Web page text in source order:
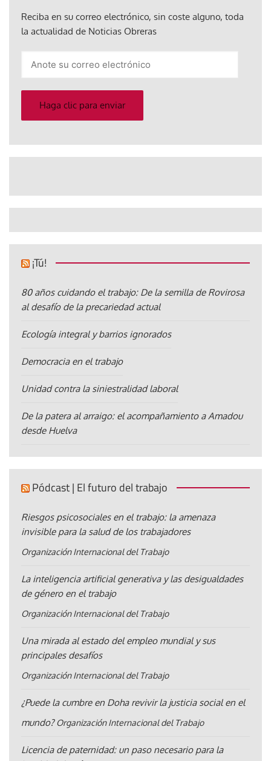
Reciba en su correo electrónico, sin coste alguno, toda
la actualidad de Noticias Obreras
electrónico
Haga clic para enviar
¡Tú!
80 años cuidando el trabajo: De la semilla de Rovirosa
al desafío de la precariedad actual
Ecología integral y barrios ignorados
Democracia en el trabajo
Unidad contra la siniestralidad laboral
De la patera al arraigo: el acompañamiento a Amadou
desde Huelva
Pódcast | El futuro del trabajo
Riesgos psicosociales en el trabajo: la amenaza
invisible para la salud de los trabajadores
Organización Internacional del Trabajo
La inteligencia artificial generativa y las desigualdades
de género en el trabajo
Organización Internacional del Trabajo
Una mirada al estado del empleo mundial y sus
principales desafíos
Organización Internacional del Trabajo
¿Puede la cumbre en Doha revivir la justicia social en el
mundo? Organización Internacional del Trabajo
Licencia de paternidad: un paso necesario para la